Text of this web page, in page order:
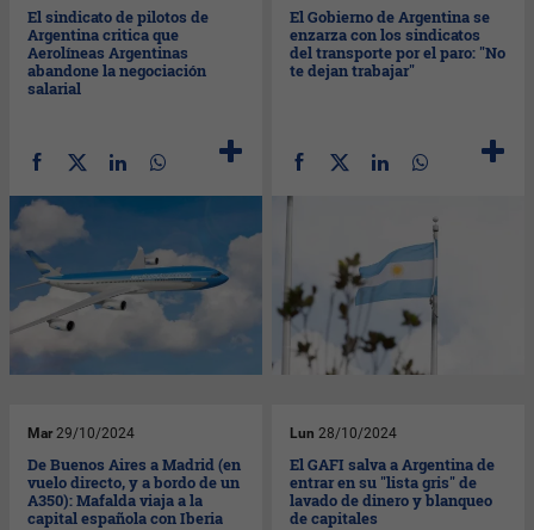
El sindicato de pilotos de
Argentina critica que
Aerolíneas Argentinas
abandone la negociación
salarial
El Gobierno de Argentina se
enzarza con los sindicatos
del transporte por el paro: "No
te dejan trabajar"
Mar 29/10/2024
De Buenos Aires a Madrid (en
vuelo directo, y a bordo de un
A350): Mafalda viaja a la
capital española con Iberia
Lun 28/10/2024
El GAFI salva a Argentina de
entrar en su "lista gris" de
lavado de dinero y blanqueo
de capitales